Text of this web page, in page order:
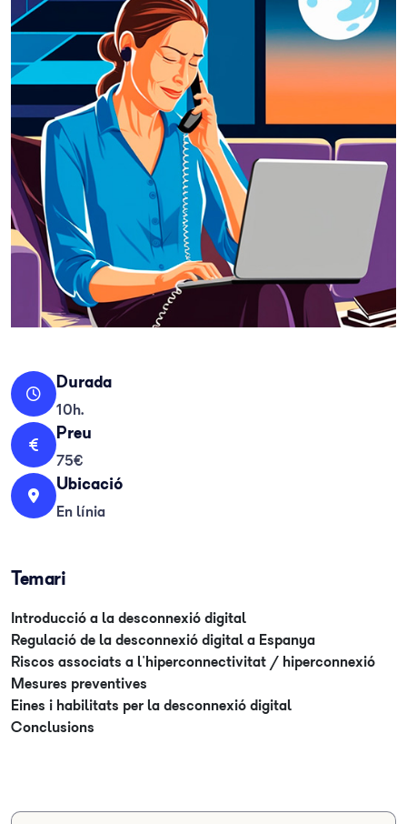
Durada
10h.
Preu
75€
Ubicació
En línia
Temari
Introducció a la desconnexió digital
Regulació de la desconnexió digital a Espanya
Riscos associats a l'hiperconnectivitat / hiperconnexió
Mesures preventives
Eines i habilitats per la desconnexió digital
Conclusions